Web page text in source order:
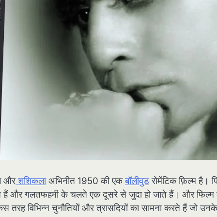
औरशशिकलाअभिनीत 1950 की एकबॉलीवुडरोमेंटिक फ़िल्म है।
हैं और गलतफहमी के चलते एक दूसरे से जुदा हो जाते हैं। और
तरह विभिन्न चुनौतियों और त्रासदियों का सामना करते हैं जो उनके